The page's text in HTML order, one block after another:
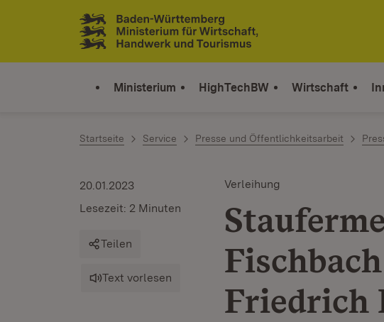
Zum Inhalt springen
Link zur Startseite
Ministerium HighTechBW Wirtschaft
Startseite Service Presse und Öffentlichkeitsarbeit
Verleihung
Friedrich
20.01.2023
Lesezeit: 2 Minuten
Teilen
Text vorlesen